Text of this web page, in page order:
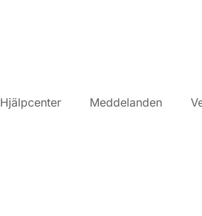
Hjälpcenter Meddelanden